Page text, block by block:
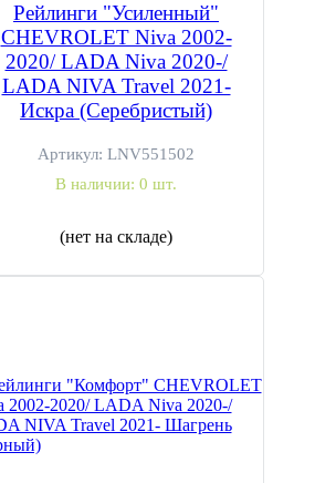
Рейлинги "Усиленный"
CHEVROLET Niva 2002-
2020/ LADA Niva 2020-/
LADA NIVA Travel 2021-
Искра (Серебристый)
Артикул: LNV551502
В наличии: 0 шт.
(нет на складе)